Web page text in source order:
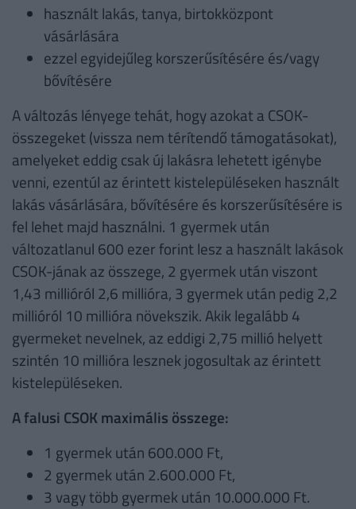
használt lakás, tanya, birtokközpont
vásárlására
ezzel egyidejűleg korszerűsítésére és/vagy
bővítésére
A változás lényege tehát, hogy azokat a CSOK-
összegeket (vissza nem térítendő támogatásokat),
amelyeket eddig csak új lakásra lehetett igénybe
venni, ezentúl az érintett kistelepüléseken használt
lakás vásárlására, bővítésére és korszerűsítésére is
fel lehet majd használni. 1 gyermek után
változatlanul 600 ezer forint lesz a használt lakások
CSOK-jának az összege, 2 gyermek után viszont
1,43 millióról 2,6 millióra, 3 gyermek után pedig 2,2
millióról 10 millióra növekszik. Akik legalább 4
gyermeket nevelnek, az eddigi 2,75 millió helyett
szintén 10 millióra lesznek jogosultak az érintett
kistelepüléseken.
A falusi CSOK maximális összege:
1 gyermek után 600.000 Ft,
2 gyermek után 2.600.000 Ft,
3 vagy több gyermek után 10.000.000 Ft.